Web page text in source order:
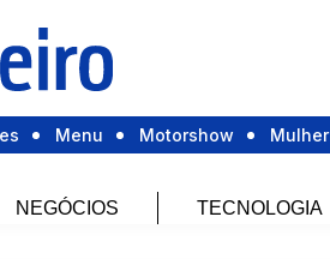
Menu Motorshow Mulher
NEGÓCIOS TECNOLOGIA